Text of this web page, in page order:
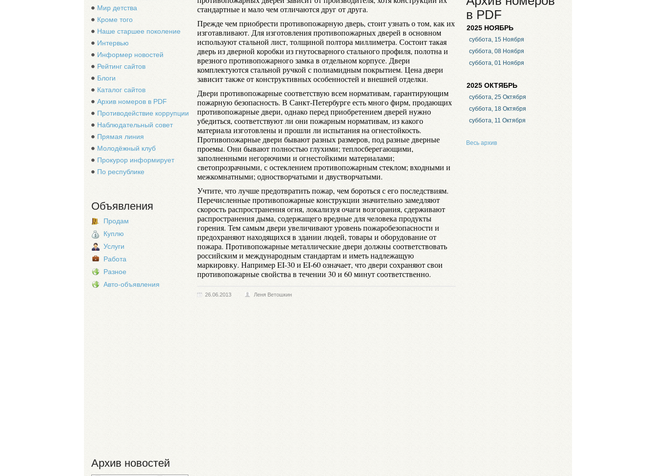
Мир детства
Кроме того
Наше старшее поколение
Интервью
Информер новостей
Рейтинг сайтов
Блоги
Каталог сайтов
Архив номеров в PDF
Противодействие коррупции
Наблюдательный совет
Прямая линия
Молодёжный клуб
Прокурор информирует
По республике
Объявления
Продам
Куплю
Услуги
Работа
Разное
Авто-объявления
Архив новостей
стандартные и мало чем отличаются друг от друга.
Прежде чем приобрести противопожарную дверь, стоит узнать о том, как их
изготавливают. Для изготовления противопожарных дверей в основном
используют стальной лист, толщиной полтора миллиметра. Состоит такая
дверь из дверной коробки из гнутосварного стального профиля, полотна и
врезного противопожарного замка в отдельном корпусе. Двери
комплектуются стальной ручкой с полиамидным покрытием. Цена двери
зависит также от конструктивных особенностей и внешней отделки.
Двери противопожарные соответствую всем нормативам, гарантирующим
пожарную безопасность. В Санкт-Петербурге есть много фирм, продающих
противопожарные двери, однако перед приобретением дверей нужно
убедиться, соответствуют ли они пожарным нормативам, из какого
материала изготовлены и прошли ли испытания на огнестойкость.
Противопожарные двери бывают разных размеров, под разные дверные
проемы. Они бывают полностью глухими; теплосберегающими,
заполненными негорючими и огнестойкими материалами;
светопрозрачными, с остеклением противопожарным стеклом; входными и
межкомнатными; одностворчатыми и двустворчатыми.
Учтите, что лучше предотвратить пожар, чем бороться с его последствиям.
Перечисленные противопожарные конструкции значительно замедляют
скорость распространения огня, локализуя очаги возгорания, сдерживают
распространения дыма, содержащего вредные для человека продукты
горения. Тем самым двери увеличивают уровень пожаробезопасности и
предохраняют находящихся в здании людей, товары и оборудование от
пожара. Противопожарные металлические двери должны соответствовать
российским и международным стандартам и иметь надлежащую
маркировку. Например EI-30 и EI-60 означает, что двери сохраняют свои
противопожарные свойства в течении 30 и 60 минут соответственно.
26.06.2013 Леня Ветошкин
в PDF
2025 НОЯБРЬ
суббота, 15 Ноября
суббота, 08 Ноября
суббота, 01 Ноября
2025 ОКТЯБРЬ
суббота, 25 Октября
суббота, 18 Октября
суббота, 11 Октября
Весь архив